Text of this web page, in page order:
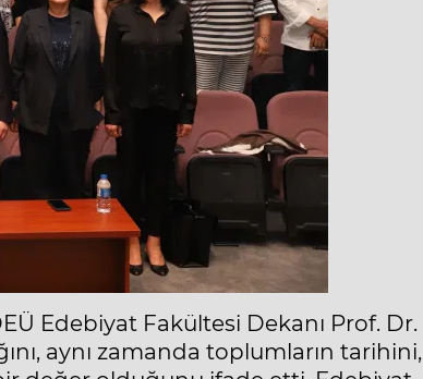
Edebiyat Fakültesi Dekanı Prof. Dr.
aynı zamanda toplumların tarihini,